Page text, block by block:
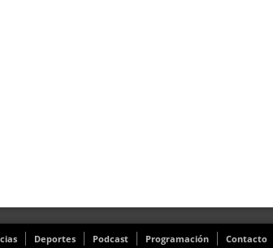
Deportes Podcast Programación Contacto